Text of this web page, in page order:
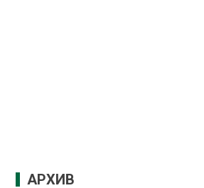
АРХИВ